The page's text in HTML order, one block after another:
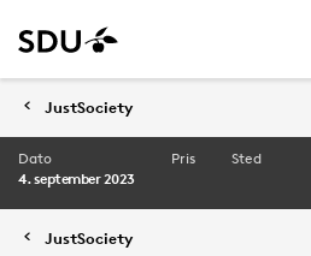
JustSociety
Dato
4. september 2023
Pris Sted
JustSociety